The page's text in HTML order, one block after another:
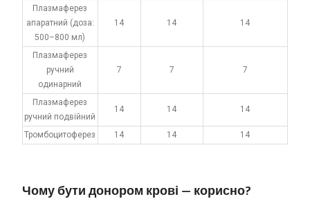
Плазмаферез
апаратний (доза:
500–800 мл)
14 14 14
Плазмаферез
ручний
одинарний
7 7 7
Плазмаферез
ручний подвійний
14 14 14
Тромбоцитоферез 14 14 14
Чому бути донором крові — корисно?